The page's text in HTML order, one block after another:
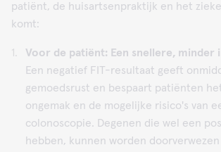
patiënt, de huisartsenpraktijk en het
komt:
Voor de patiënt: Een snellere, minder
Een negatief FIT-resultaat geeft
gemoedsrust en bespaart patiënten
ongemak en de mogelijke risico's van
colonoscopie. Degenen die wel een
hebben, kunnen worden